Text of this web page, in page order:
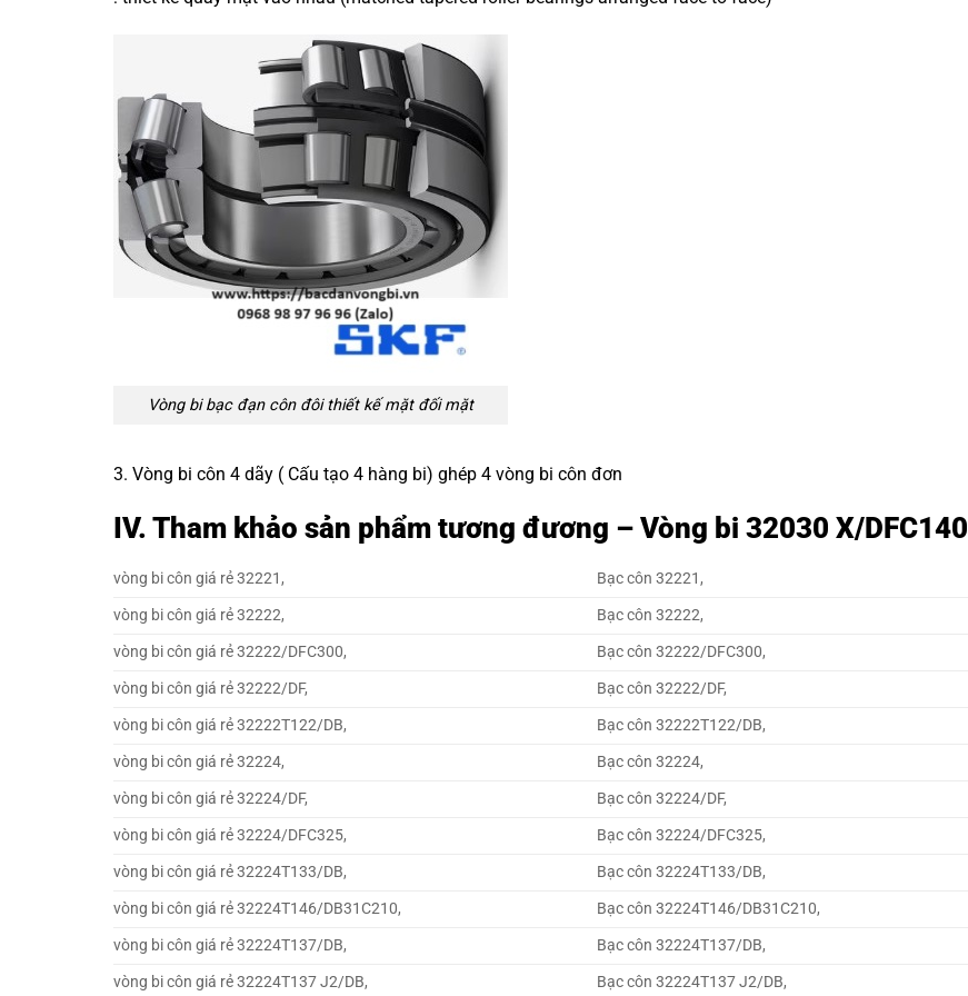
Vòng bi bạc đạn côn đôithiết kế mặt đối mặt
3. Vòng bi côn 4 dãy ( Cấu tạo 4 hàng bi) ghép 4 vòng bi côn đơn
IV. Tham khảo sản phẩm tương đương – Vòng bi 32030 X/DFC140
vòng bi côn giá rẻ 32221, Bạc côn 32221,
vòng bi côn giá rẻ 32222,
Bạc côn 32222,
vòng bi côn giá rẻ 32222/DFC300,
Bạc côn 32222/DFC300,
vòng bi côn giá rẻ 32222/DF,
Bạc côn 32222/DF,
vòng bi côn giá rẻ 32222T122/DB,
Bạc côn 32222T122/DB,
vòng bi côn giá rẻ 32224,
Bạc côn 32224,
vòng bi côn giá rẻ 32224/DF,
Bạc côn 32224/DF,
vòng bi côn giá rẻ 32224/DFC325,
Bạc côn 32224/DFC325,
vòng bi côn giá rẻ 32224T133/DB,
Bạc côn 32224T133/DB,
vòng bi côn giá rẻ 32224T146/DB31C210,
Bạc côn 32224T146/DB31C210,
vòng bi côn giá rẻ 32224T137/DB,
Bạc côn 32224T137/DB,
vòng bi côn giá rẻ 32224T137 J2/DB,
Bạc côn 32224T137 J2/DB,